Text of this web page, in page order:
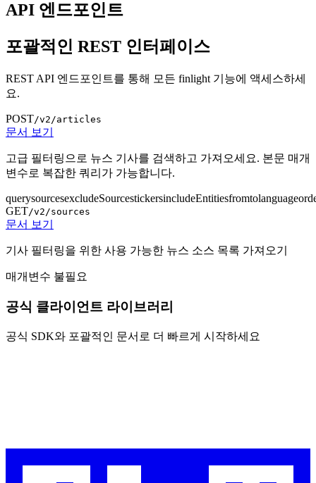
API 엔드포인트
포괄적인 REST 인터페이스
REST API 엔드포인트를 통해 모든 finlight 기능에 액세스하세
요.
POST/v2/articles
문서 보기
고급 필터링으로 뉴스 기사를 검색하고 가져오세요. 본문 매개
변수로 복잡한 쿼리가 가능합니다.
querysourcesexcludeSourcestickersincludeEntitiesfromtolanguage
GET/v2/sources
문서 보기
기사 필터링을 위한 사용 가능한 뉴스 소스 목록 가져오기
매개변수 불필요
공식 클라이언트 라이브러리
공식 SDK와 포괄적인 문서로 더 빠르게 시작하세요